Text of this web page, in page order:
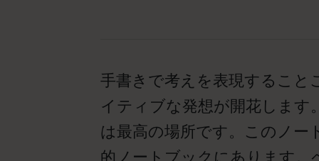
手書きで考えを表現するこ
イティブな発想が開花しま
は最高の場所です。このノー